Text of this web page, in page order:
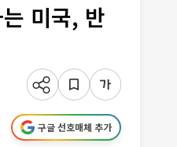
미국, 반
구글 선호매체 추가